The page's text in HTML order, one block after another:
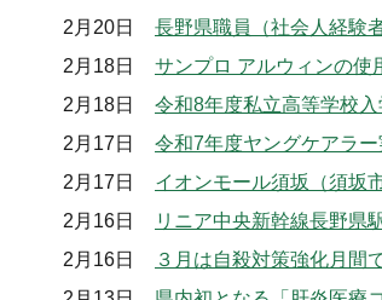
2月20日
長野県職員（社会人経験
2月18日
サンプロ アルウィンの使
2月18日
令和8年度私立高等学校
2月17日
令和7年度ヤングケアラ
2月17日
イオンモール須坂（須坂
2月16日
リニア中央新幹線長野県
2月16日
３月は自殺対策強化月間